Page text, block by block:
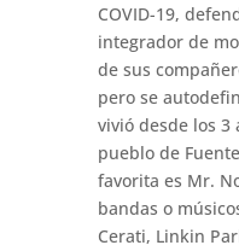
COVID-19,
integrador de
de sus
pero se
vivió desde los 3
pueblo de
favorita es Mr.
bandas o
Cerati, Linkin